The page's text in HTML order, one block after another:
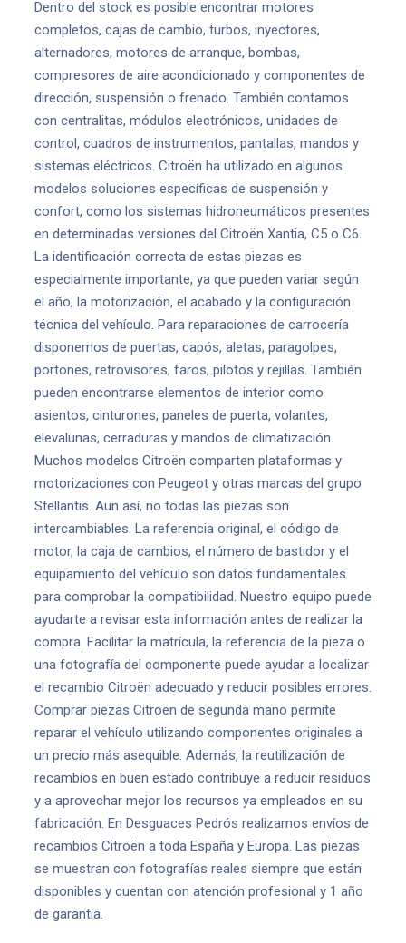
Dentro del stock es posible encontrar motores
completos, cajas de cambio, turbos, inyectores,
alternadores, motores de arranque, bombas,
compresores de aire acondicionado y componentes de
dirección, suspensión o frenado. También contamos
con centralitas, módulos electrónicos, unidades de
control, cuadros de instrumentos, pantallas, mandos y
sistemas eléctricos. Citroën ha utilizado en algunos
modelos soluciones específicas de suspensión y
confort, como los sistemas hidroneumáticos presentes
en determinadas versiones del Citroën Xantia, C5 o C6.
La identificación correcta de estas piezas es
especialmente importante, ya que pueden variar según
el año, la motorización, el acabado y la configuración
técnica del vehículo. Para reparaciones de carrocería
disponemos de puertas, capós, aletas, paragolpes,
portones, retrovisores, faros, pilotos y rejillas. También
pueden encontrarse elementos de interior como
asientos, cinturones, paneles de puerta, volantes,
elevalunas, cerraduras y mandos de climatización.
Muchos modelos Citroën comparten plataformas y
motorizaciones con Peugeot y otras marcas del grupo
Stellantis. Aun así, no todas las piezas son
intercambiables. La referencia original, el código de
motor, la caja de cambios, el número de bastidor y el
equipamiento del vehículo son datos fundamentales
para comprobar la compatibilidad. Nuestro equipo puede
ayudarte a revisar esta información antes de realizar la
compra. Facilitar la matrícula, la referencia de la pieza o
una fotografía del componente puede ayudar a localizar
el recambio Citroën adecuado y reducir posibles errores.
Comprar piezas Citroën de segunda mano permite
reparar el vehículo utilizando componentes originales a
un precio más asequible. Además, la reutilización de
recambios en buen estado contribuye a reducir residuos
y a aprovechar mejor los recursos ya empleados en su
fabricación. En Desguaces Pedrós realizamos envíos de
recambios Citroën a toda España y Europa. Las piezas
se muestran con fotografías reales siempre que están
disponibles y cuentan con atención profesional y 1 año
de garantía.